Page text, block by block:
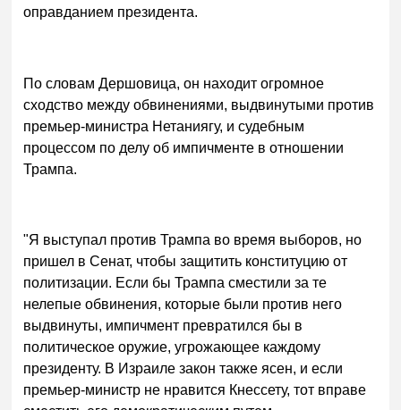
оправданием президента.
По словам Дершовица, он находит огромное
сходство между обвинениями, выдвинутыми против
премьер-министра Нетаниягу, и судебным
процессом по делу об импичменте в отношении
Трампа.
"Я выступал против Трампа во время выборов, но
пришел в Сенат, чтобы защитить конституцию от
политизации. Если бы Трампа сместили за те
нелепые обвинения, которые были против него
выдвинуты, импичмент превратился бы в
политическое оружие, угрожающее каждому
президенту. В Израиле закон также ясен, и если
премьер-министр не нравится Кнессету, тот вправе